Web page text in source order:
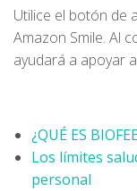
Utilice el botón de
Amazon Smile. Al
ayudará a apoyar
¿QUÉ ES
Los límites
personal